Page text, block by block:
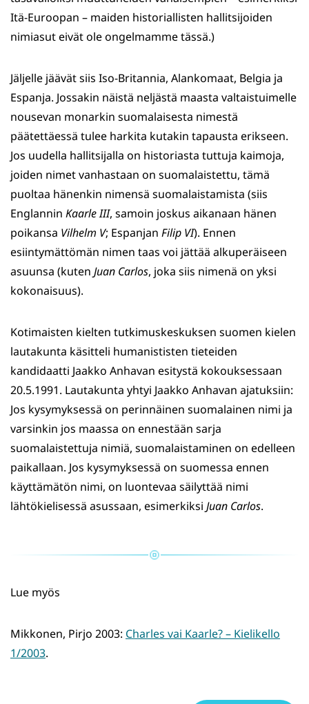
Itä-Euroopan – maiden historiallisten hallitsijoiden
nimiasut eivät ole ongelmamme tässä.)
Jäljelle jäävät siis Iso-Britannia, Alankomaat, Belgia ja
Espanja. Jossakin näistä neljästä maasta valtaistuimelle
nousevan monarkin suomalaisesta nimestä
päätettäessä tulee harkita kutakin tapausta erikseen.
Jos uudella hallitsijalla on historiasta tuttuja kaimoja,
joiden nimet vanhastaan on suomalaistettu, tämä
puoltaa hänenkin nimensä suomalaistamista (siis
Englannin Kaarle III, samoin joskus aikanaan hänen
poikansa Vilhelm V; Espanjan Filip VI). Ennen
esiintymättömän nimen taas voi jättää alkuperäiseen
asuunsa (kuten Juan Carlos, joka siis nimenä on yksi
kokonaisuus).
Kotimaisten kielten tutkimuskeskuksen suomen kielen
lautakunta käsitteli humanististen tieteiden
kandidaatti Jaakko Anhavan esitystä kokouksessaan
20.5.1991. Lautakunta yhtyi Jaakko Anhavan ajatuksiin:
Jos kysymyksessä on perinnäinen suomalainen nimi ja
varsinkin jos maassa on ennestään sarja
suomalaistettuja nimiä, suomalaistaminen on edelleen
paikallaan. Jos kysymyksessä on suomessa ennen
käyttämätön nimi, on luontevaa säilyttää nimi
lähtökielisessä asussaan, esimerkiksi Juan Carlos.
Lue myös
Mikkonen, Pirjo 2003: Charles vai Kaarle? – Kielikello
1/2003.